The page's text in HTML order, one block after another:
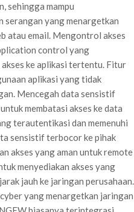
sehingga mampu
serangan yang menargetkan
atau email. Mengontrol akses
control yang
akses ke aplikasi tertentu. Fitur
aplikasi yang tidak
Mencegah data sensistif
membatasi akses ke data
terautentikasi dan memenuhi
sensistif terbocor ke pihak
akses yang aman untuk remote
menyediakan akses yang
jauh ke jaringan perusahaan.
yang menargetkan jaringan